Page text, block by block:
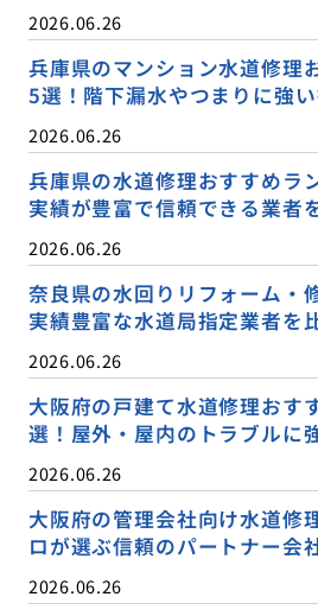
2026.06.26
兵庫県のマンション水道修理
5選！階下漏水やつまりに強
2026.06.26
兵庫県の水道修理おすすめラ
実績が豊富で信頼できる業者
2026.06.26
奈良県の水回りリフォーム・
実績豊富な水道局指定業者を
2026.06.26
大阪府の戸建て水道修理おす
選！屋外・屋内のトラブルに
2026.06.26
大阪府の管理会社向け水道修
ロが選ぶ信頼のパートナー会
2026.06.26